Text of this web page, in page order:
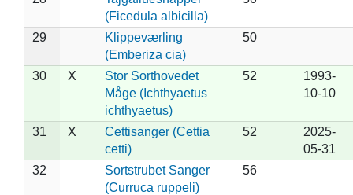
(Ficedula albicilla)
29
Klippeværling
(Emberiza cia)
50
30 X
Stor Sorthovedet
Måge (Ichthyaetus
ichthyaetus)
52
1993-
10-10
31 X
Cettisanger (Cettia
cetti)
52
2025-
05-31
32
Sortstrubet Sanger
(Curruca ruppeli)
56